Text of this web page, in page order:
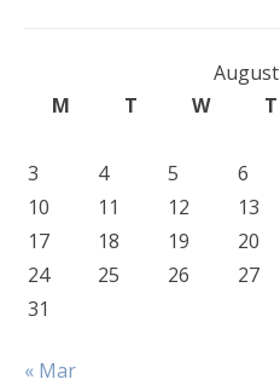
M
T W T
3
4 5 6
10
11 12 13
17
18 19 20
24
25 26 27
31
« Mar